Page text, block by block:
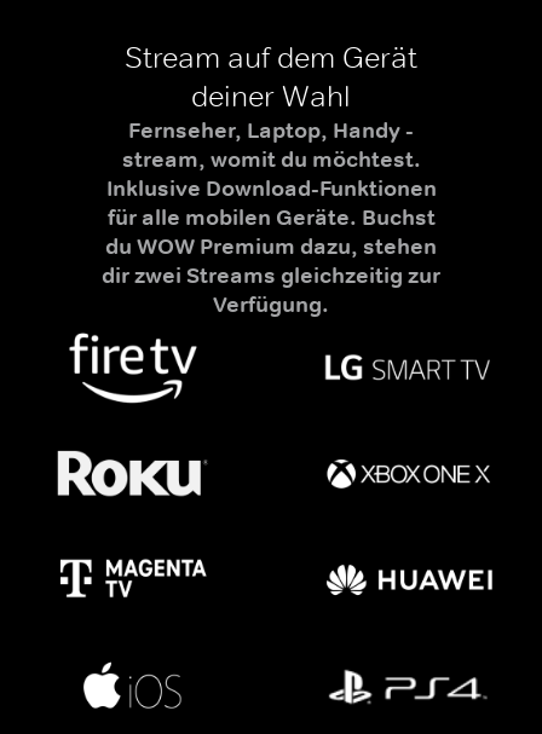
Stream auf dem Gerät
deiner Wahl
Fernseher, Laptop, Handy -
stream, womit du möchtest.
Inklusive Download-Funktionen
für alle mobilen Geräte. Buchst
du WOW Premium dazu, stehen
dir zwei Streams gleichzeitig zur
Verfügung.